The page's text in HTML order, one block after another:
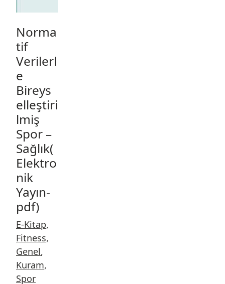
Norma
tif
Verilerl
e
Bireys
elleştiri
lmiş
Spor –
Sağlık(
Elektro
nik
Yayın-
pdf)
E-Kitap,
Fitness,
Genel,
Kuram,
Spor